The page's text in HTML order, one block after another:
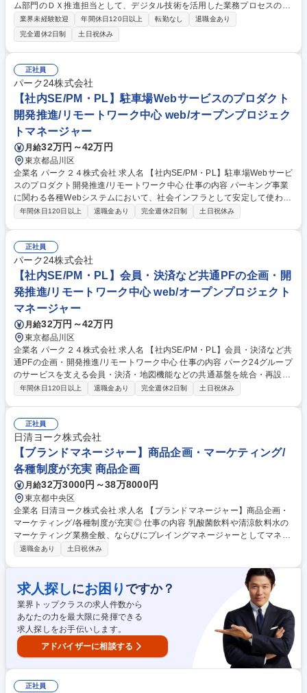
ム部門のＤＸ推進担当として、デジタル技術を活用した業務プロセスの改
善やＤＸ戦略の立案・実行、システム開発プロジェクトのマネジメント全
般をお任せします。 各部門からのシステム開発要請に応じ、以下を推進し
ます。 ■業務改革のためのＤＸ戦略および具体的なシステム開発の企画立
案 ■複数プロジェクトの並行推進、進捗課題管理、ベンダー管理等のＰＭ
業務 ■業務部門へのＩＴ技術導入やシステム活用の提案・サポート ■全社
向けのＩＴリテラシー向上施策の実施 募集職種 【東京/プロジェクトマネ
ージャー】プライム上場/半導体業界/世界シェアトップ
業界未経験歓迎 年間休日120日以上 転勤なし
退職金あり
完全週休2日制
土日祝休み
正社員
パーク24株式会社
【社内SE/PM・PL】駐車場Webサービスのプロダクト
開発推進/リモートワーク中心 web/オープンプロジェク
トマネージャー
月給32万円～42万円
東京都品川区
企業名 パーク２４株式会社 求人名 【社内SE/PM・PL】駐車場Webサービ
スのプロダクト開発推進/リモートワーク中心 仕事の内容 パーキング事業
に関わる各種Webシステムにおいて、社会インフラとして安定して使われ
続けるプロダクトを、より便利で使いやすい形に進化させるためのプロジ
整理・背景確認・優先度調整、目的に対して本当にこの仕様で良いかとい
う観点での整理・提案、開発メンバー・外部ベンダーとの仕様共有・調
整、障害・トラブル発生時の一次対応、状況整理・関係者への報告、リリ
ース後の振り返り、改善点の整理・次施策への反映などを行います。 募集
職種 【社内SE/PM・PL】駐車場Webサービスのプロダクト開発推進/リモ
ートワーク中心
年間休日120日以上 退職金あり 完全週休2日制 土日祝休み
正社員
パーク24株式会社
【社内SE/PM・PL】会員・決済など共通PFの企画・開
発推進/リモートワーク中心 web/オープンプロジェクト
マネージャー
月給32万円～42万円
東京都品川区
企業名 パーク２４株式会社 求人名 【社内SE/PM・PL】会員・決済など共
通PFの企画・開発推進/リモートワーク中心 仕事の内容 パーク24グループ
のサービスを支える会員・決済・地図機能などの共通基盤を統合・再設計
するプロジェクトのPM/PLとして、要件定義からリリースまでシステム開
理・課題/リスク管理・ステークホルダーマネジメント、ビジネスパートナ
ーを含む10名規模程度の開発プロジェクトマネジメント、新任/若手エン
ジニアの指導・評価、新技術や業界動向の調査・導入検討などを担当いた
だきます。 募集職種 【社内SE/PM・PL】会員・決済など共通PFの企画・
開発推進/リモートワーク中心
年間休日120日以上 退職金あり 完全週休2日制 土日祝休み
正社員
日清ヨーク株式会社
【ブランドマネージャー】商品企画・マーケティング/
各種制度が充実 商品企画
月給32万3000円～38万8000円
東京都中央区
企業名 日清ヨーク株式会社 求人名 【ブランドマネージャー】商品企画・
マーケティング/各種制度が充実◎ 仕事の内容 乳酸菌飲料や清涼飲料水の
マーケティング業務全般、ならびにプレイングマネージャーとしてマネジ
メント業務を並行して遂行いただきます。 【具体的に】 ・ブランドや商
分析及び消費者調査、調査結果に基づいた乳酸菌飲料、ドリンクヨーグル
ト、清涼飲料水の新製品企画 ・TVCM等の広告宣伝、キャンペーンの企画
立案、ブランドや商品別の売上利益計画の立案と実績管理、経営陣への戦
略企画の説明と上申。 募集職種 【ブランドマネージャー】商品企画・マ
ーケティング/各種制度が充実◎
退職金あり 土日祝休み
求人探しにお困り ですか？
業界トップクラスの求人件数から
あなたの力を最大限に発揮できる
求人探しをお手伝いします。
アドバイザーに相談する
正社員